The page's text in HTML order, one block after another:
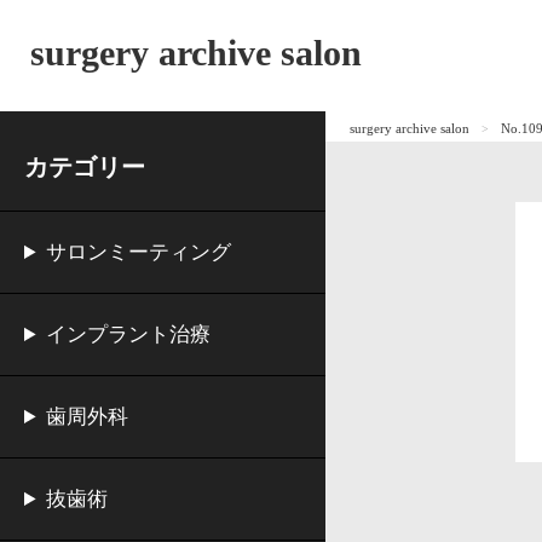
surgery archive salon
カテゴリー
サロンミーティング
インプラント治療
歯周外科
抜歯術
surgery archive salon